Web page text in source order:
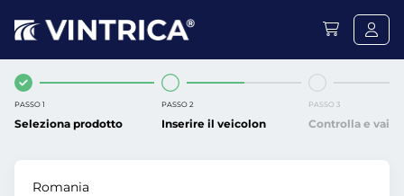
PASSO 1
Seleziona prodotto
PASSO 2
Inserire il veicolon
PASSO 3
Controlla e vai
Romania